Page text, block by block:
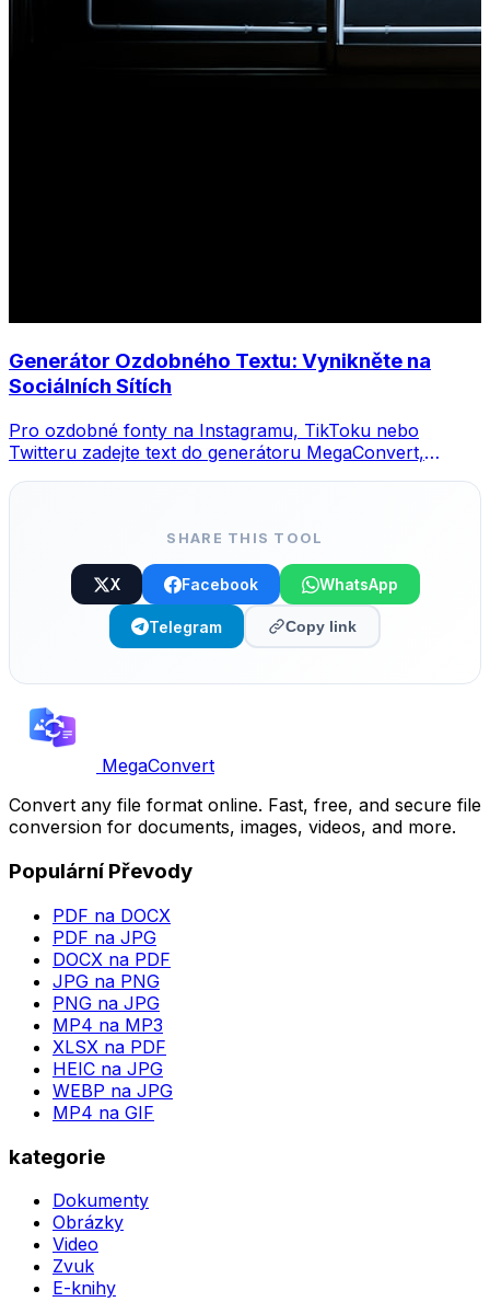
Generátor Ozdobného Textu: Vynikněte na
Sociálních Sítích
Pro ozdobné fonty na Instagramu, TikToku nebo
Twitteru zadejte text do generátoru MegaConvert,
SHARE THIS TOOL
X Facebook WhatsApp
Telegram Copy link
MegaConvert
Convert any file format online. Fast, free, and secure file
conversion for documents, images, videos, and more.
Populární Převody
PDF na DOCX
PDF na JPG
DOCX na PDF
JPG na PNG
PNG na JPG
MP4 na MP3
XLSX na PDF
HEIC na JPG
WEBP na JPG
MP4 na GIF
kategorie
Dokumenty
Obrázky
Video
Zvuk
E-knihy